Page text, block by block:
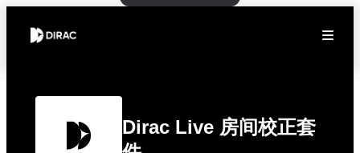
Dirac Live 房间校正套